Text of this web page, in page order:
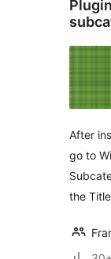
After
go to
the